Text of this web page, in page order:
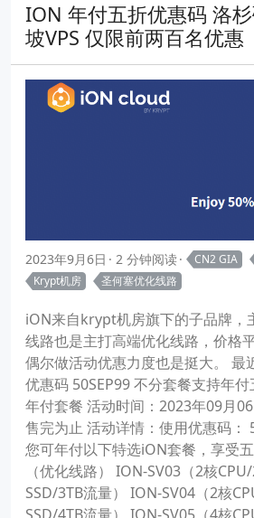
ION 年付五折优惠码 洛
坡VPS 仅限前两百名优惠
2023年9月6日 2 分钟阅读 CN2 GIA
Krypt机房
圣何塞优化线路
iON来自krypt机房旗下的子品牌，
线路也是主打高端优化线路，价格
偶尔做活动优惠力度也是挺大。 最
优惠码 50SEP99 不分套餐支持年
年付套餐 活动时间：2023年09月
售完为止 活动详情：使用优惠码：
您可年付以下特选iON套餐，享受
（优化线路） ION-SV03（2核
SSD/3TB流量） ION-SV04（2核